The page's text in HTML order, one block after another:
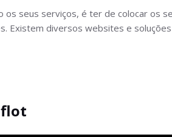
os seus serviços, é ter de colocar os
Existem diversos websites e